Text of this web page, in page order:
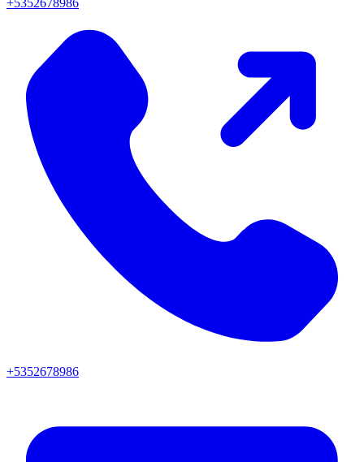
+5352678986
+5352678986